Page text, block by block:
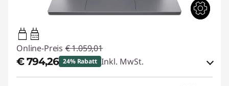
45W-65W
USB PD
Online-Preis € 1.059,01
€ 794,26 24% Rabatt Inkl. MwSt.
eCoupon-Rabatt :-€ 264,75